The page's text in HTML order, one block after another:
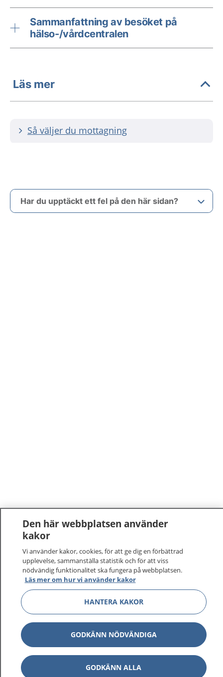
Sammanfattning av besöket på
hälso-/vårdcentralen
Läs mer
Så väljer du mottagning
Har du upptäckt ett fel på den här sidan?
Den här webbplatsen använder
kakor
Vi använder kakor, cookies, för att ge dig en förbättrad
upplevelse, sammanställa statistik och för att viss
nödvändig funktionalitet ska fungera på webbplatsen.
Läs mer om hur vi använder kakor
HANTERA KAKOR
GODKÄNN NÖDVÄNDIGA
GODKÄNN ALLA